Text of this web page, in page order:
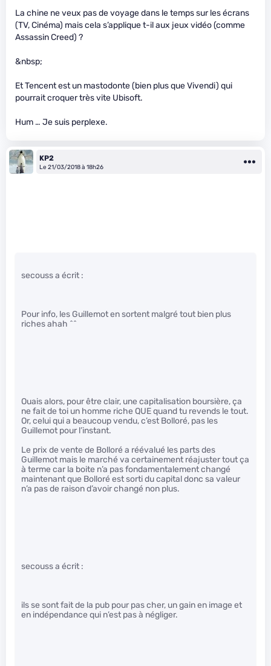
La chine ne veux pas de voyage dans le temps sur les écrans
(TV, Cinéma) mais cela s’applique t-il aux jeux vidéo (comme
Assassin Creed) ?
&nbsp;
Et Tencent est un mastodonte (bien plus que Vivendi) qui
pourrait croquer très vite Ubisoft.
Hum … Je suis perplexe.
KP2
Le 21/03/2018 à 18h26
secouss a écrit :
Pour info, les Guillemot en sortent malgré tout bien plus
riches ahah ^^
Ouais alors, pour être clair, une capitalisation boursière, ça
ne fait de toi un homme riche QUE quand tu revends le tout.
Or, celui qui a beaucoup vendu, c’est Bolloré, pas les
Guillemot pour l’instant.
Le prix de vente de Bolloré a réévalué les parts des
Guillemot mais le marché va certainement réajuster tout ça
à terme car la boite n’a pas fondamentalement changé
maintenant que Bolloré est sorti du capital donc sa valeur
n’a pas de raison d’avoir changé non plus.
secouss a écrit :
ils se sont fait de la pub pour pas cher, un gain en image et
en indépendance qui n’est pas à négliger.